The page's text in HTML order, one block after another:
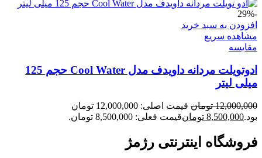
-29%
افزودن به سبد خرید
مشاهده سریع
مقایسه
ادوتویلت مردانه داویدف مدل Cool Water حجم 125
میلی لیتر
12,000,000 تومان
قیمت اصلی: 12,000,000 تومان
بود.8,500,000 تومانقیمت فعلی: 8,500,000 تومان.
فروشگاه اینترنتی رژمژ​